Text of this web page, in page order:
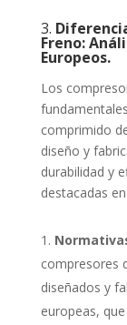
3.
Freno:
Europeos.
Los
comprimido
diseño y
durabilidad y
destacadas
compresores
diseñados y
europeas,